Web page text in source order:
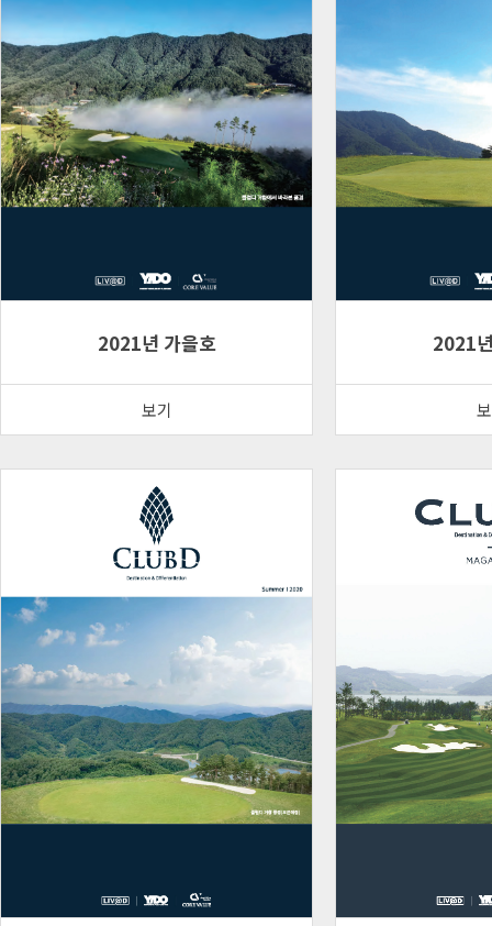
2021년 가을호
보기
2021